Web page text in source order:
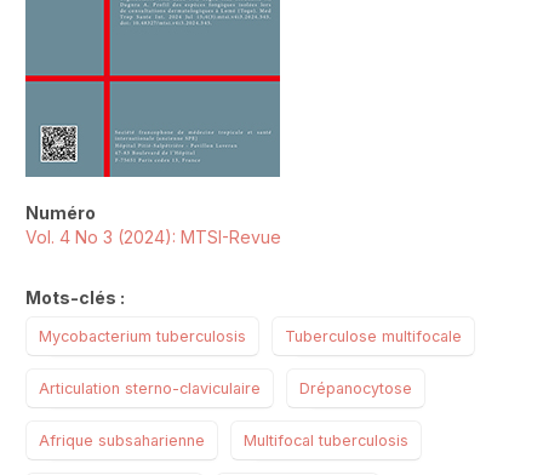
Numéro
Vol. 4 No 3 (2024): MTSI-Revue
Mots-clés :
Mycobacterium tuberculosis Tuberculose multifocale
Articulation sterno-claviculaire Drépanocytose
Afrique subsaharienne Multifocal tuberculosis